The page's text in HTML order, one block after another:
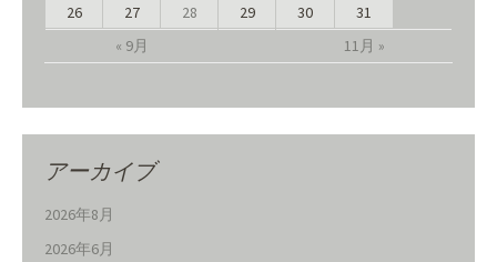
« 9月 11月 »
26
27 28 29 30 31
アーカイブ
2026年8月
2026年6月